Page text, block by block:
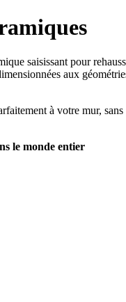
saisissant pour
aux
à votre mur,
le monde entier